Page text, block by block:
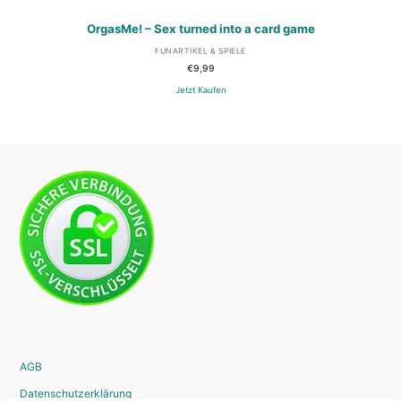
OrgasMe! – Sex turned into a card game
FUNARTIKEL & SPIELE
€9,99
Jetzt Kaufen
AGB
Datenschutzerklärung